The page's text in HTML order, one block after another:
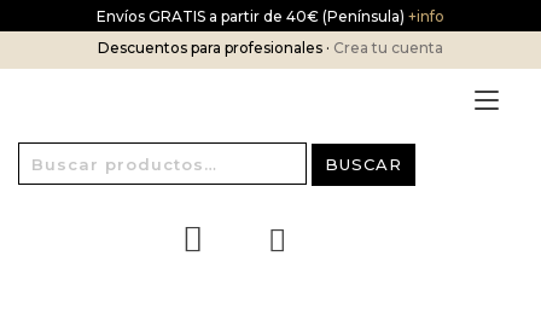
al
contenido
Envíos GRATIS a partir de 40€ (Península) +info
Descuentos para profesionales · Crea tu cuenta
Buscar
por:
BUSCAR